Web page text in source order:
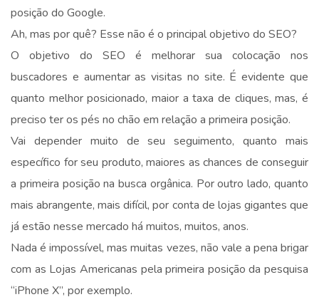
posição do Google.
Ah, mas por quê? Esse não é o principal objetivo do SEO?
O objetivo do SEO é melhorar sua colocação nos
buscadores e aumentar as visitas no site. É evidente que
quanto melhor posicionado, maior a taxa de cliques, mas, é
preciso ter os pés no chão em relação a primeira posição.
Vai depender muito de seu seguimento, quanto mais
específico for seu produto, maiores as chances de conseguir
a primeira posição na busca orgânica. Por outro lado, quanto
mais abrangente, mais difícil, por conta de lojas gigantes que
já estão nesse mercado há muitos, muitos, anos.
Nada é impossível, mas muitas vezes, não vale a pena brigar
com as Lojas Americanas pela primeira posição da pesquisa
“iPhone X”, por exemplo.